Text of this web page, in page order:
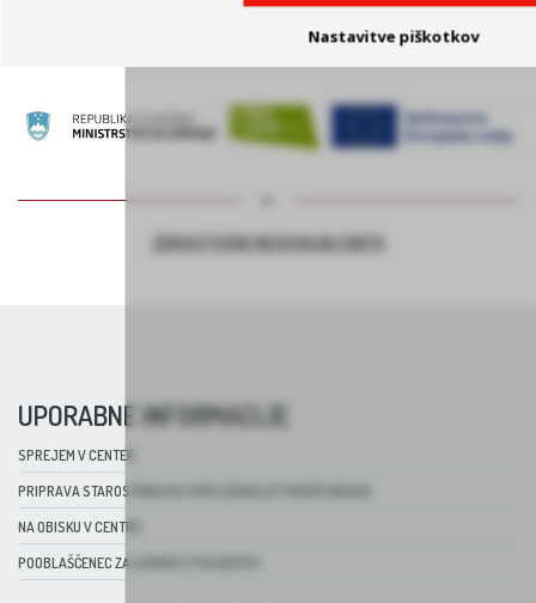
PROJEKT ASI+
ZDRAVSTVENO NEGOVALNA ENOTA
UPORABNE INFORMACIJE
SPREJEM V CENTER
PRIPRAVA STAROSTNIKA NA SPREJEMANJE POMOČI DRUGIH
NA OBISKU V CENTRU
POOBLAŠČENEC ZA VARNOST PACIENTOV
Nastavitve piškotkov